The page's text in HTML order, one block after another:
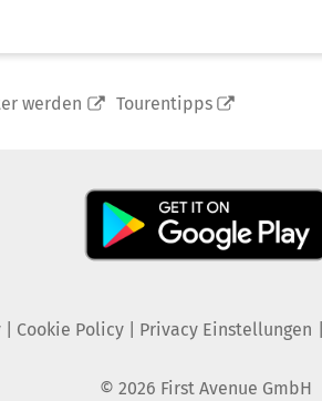
werden Tourentipps
| Cookie Policy| Privacy Einstellungen
© 2026 First Avenue GmbH